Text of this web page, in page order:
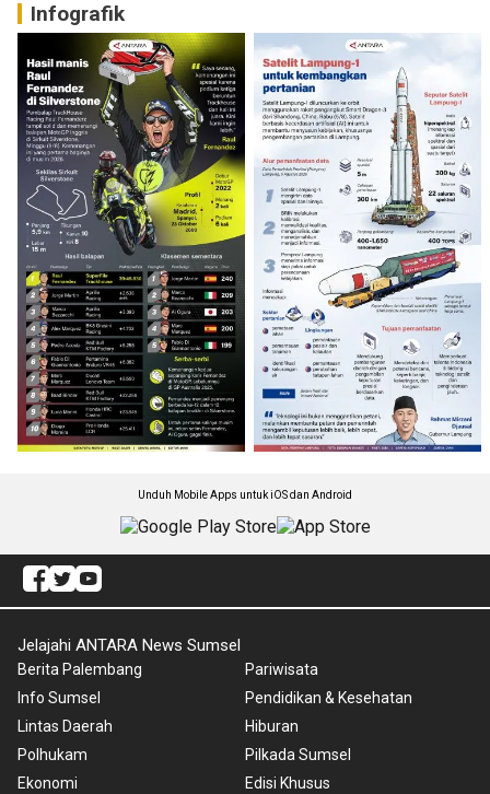
Infografik
Unduh Mobile Apps untuk iOS dan Android
Jelajahi ANTARA News Sumsel
Berita Palembang
Info Sumsel
Lintas Daerah
Polhukam
Ekonomi
Pariwisata
Pendidikan & Kesehatan
Hiburan
Pilkada Sumsel
Edisi Khusus